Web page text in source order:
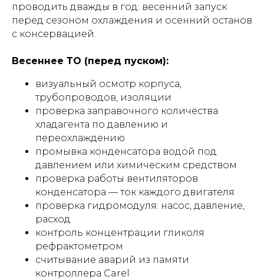
проводить дважды в год: весенний запуск
перед сезоном охлаждения и осенний останов
с консервацией.
Весеннее ТО (перед пуском):
визуальный осмотр корпуса,
трубопроводов, изоляции
проверка заправочного количества
хладагента по давлению и
переохлаждению
промывка конденсатора водой под
давлением или химическим средством
проверка работы вентиляторов
конденсатора — ток каждого двигателя
проверка гидромодуля: насос, давление,
расход
контроль концентрации гликоля
рефрактометром
считывание аварий из памяти
контроллера Carel